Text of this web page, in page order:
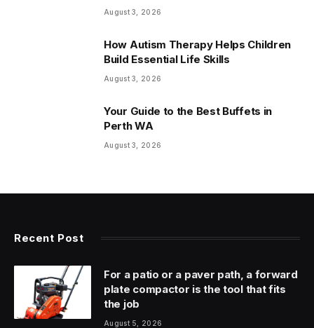
August 3, 2026
How Autism Therapy Helps Children
Build Essential Life Skills
August 3, 2026
Your Guide to the Best Buffets in
Perth WA
August 3, 2026
Recent Post
For a patio or a paver path, a forward
plate compactor is the tool that fits
the job
August 5, 2026